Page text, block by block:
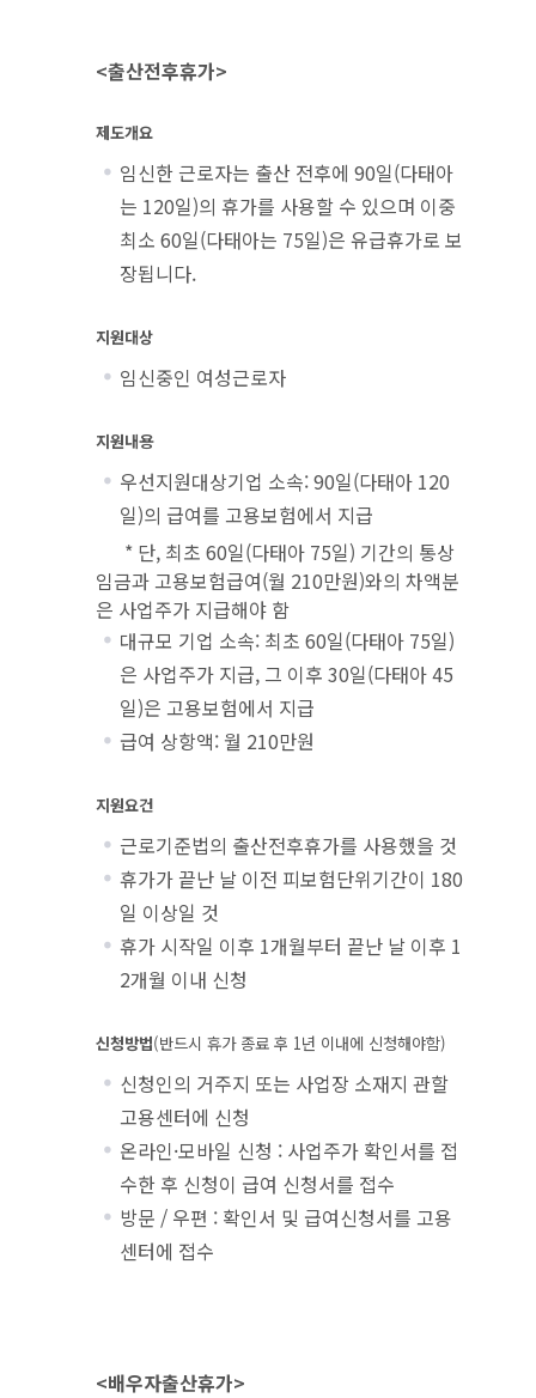
<출산전후휴가>
제도개요
임신한 근로자는 출산 전후에 90일(다태아
는 120일)의 휴가를 사용할 수 있으며 이중
최소 60일(다태아는 75일)은 유급휴가로 보
장됩니다.
지원대상
임신중인 여성근로자
지원내용
우선지원대상기업 소속: 90일(다태아 120
일)의 급여를 고용보험에서 지급
* 단, 최초 60일(다태아 75일) 기간의 통상
임금과 고용보험급여(월 210만원)와의 차액분
은 사업주가 지급해야 함
대규모 기업 소속: 최초 60일(다태아 75일)
은 사업주가 지급, 그 이후 30일(다태아 45
일)은 고용보험에서 지급
급여 상항액: 월 210만원
지원요건
근로기준법의 출산전후휴가를 사용했을 것
휴가가 끝난 날 이전 피보험단위기간이 180
일 이상일 것
휴가 시작일 이후 1개월부터 끝난 날 이후 1
2개월 이내 신청
신청방법(반드시 휴가 종료 후 1년 이내에 신청해야함)
신청인의 거주지 또는 사업장 소재지 관할
고용센터에 신청
온라인·모바일 신청 : 사업주가 확인서를 접
수한 후 신청이 급여 신청서를 접수
방문 / 우편 : 확인서 및 급여신청서를 고용
센터에 접수
<배우자출산휴가>